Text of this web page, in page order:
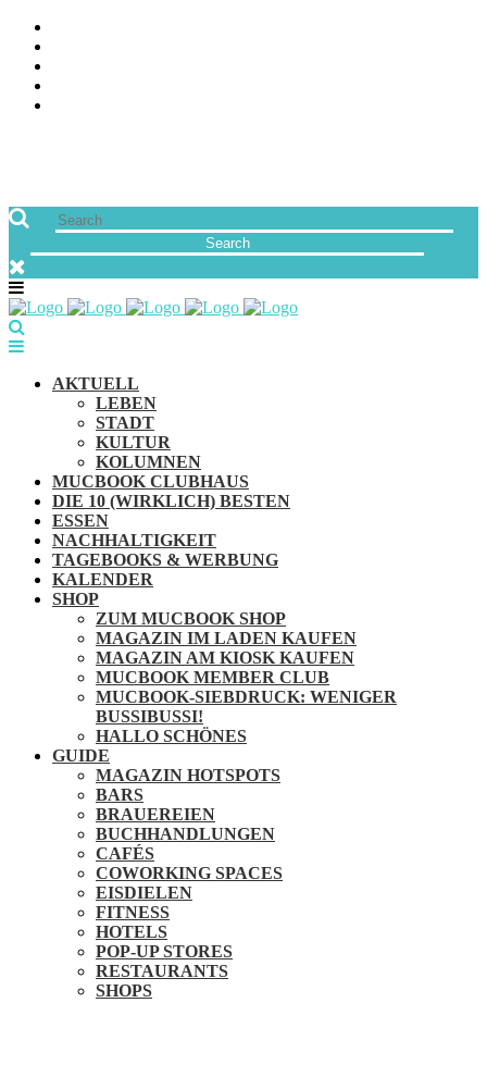
AKTUELL
LEBEN
STADT
KULTUR
KOLUMNEN
MUCBOOK CLUBHAUS
DIE 10 (WIRKLICH) BESTEN
ESSEN
NACHHALTIGKEIT
TAGEBOOKS & WERBUNG
KALENDER
SHOP
ZUM MUCBOOK SHOP
MAGAZIN IM LADEN KAUFEN
MAGAZIN AM KIOSK KAUFEN
MUCBOOK MEMBER CLUB
MUCBOOK-SIEBDRUCK: WENIGER
BUSSIBUSSI!
HALLO SCHÖNES
GUIDE
MAGAZIN HOTSPOTS
BARS
BRAUEREIEN
BUCHHANDLUNGEN
CAFÉS
COWORKING SPACES
EISDIELEN
FITNESS
HOTELS
POP-UP STORES
RESTAURANTS
SHOPS